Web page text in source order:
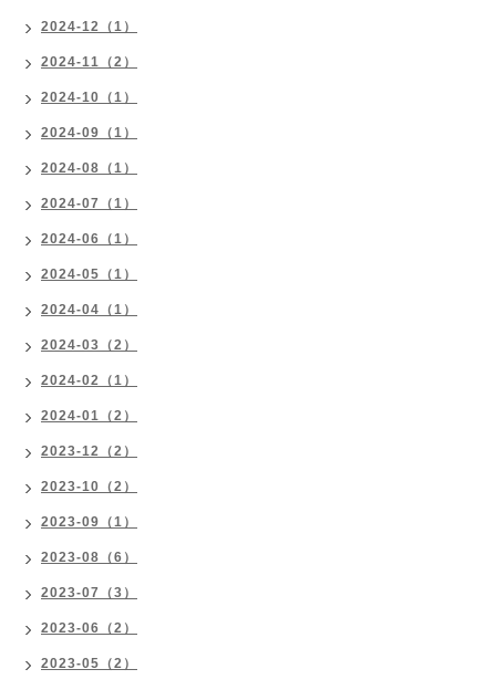
2024-12（1）
2024-11（2）
2024-10（1）
2024-09（1）
2024-08（1）
2024-07（1）
2024-06（1）
2024-05（1）
2024-04（1）
2024-03（2）
2024-02（1）
2024-01（2）
2023-12（2）
2023-10（2）
2023-09（1）
2023-08（6）
2023-07（3）
2023-06（2）
2023-05（2）